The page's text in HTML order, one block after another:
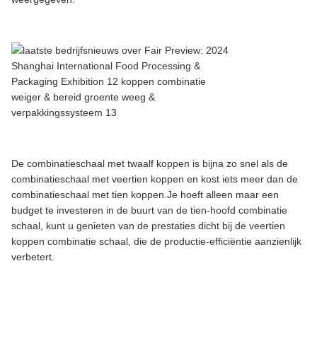
De combinatieschaal met twaalf koppen is bijna zo snel als de
combinatieschaal met veertien koppen en kost iets meer dan de
combinatieschaal met tien koppen.Je hoeft alleen maar een
budget te investeren in de buurt van de tien-hoofd combinatie
schaal, kunt u genieten van de prestaties dicht bij de veertien
koppen combinatie schaal, die de productie-efficiëntie aanzienlijk
verbetert.